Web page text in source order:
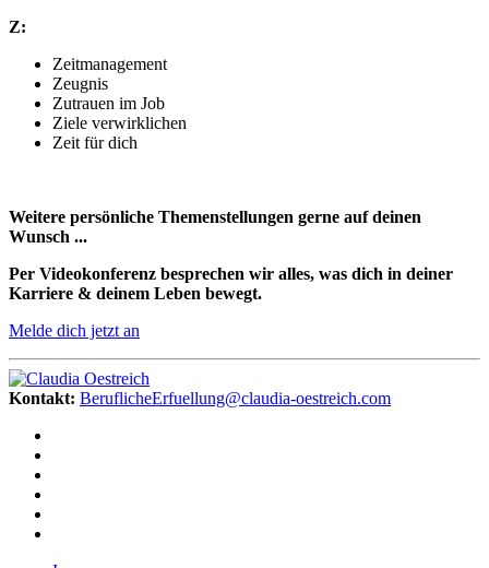
Z:
Zeitmanagement
Zeugnis
Zutrauen im Job
Ziele verwirklichen
Zeit für dich
Weitere persönliche Themenstellungen gerne auf deinen
Wunsch ...
Per Videokonferenz besprechen wir alles, was dich in deiner
Karriere & deinem Leben bewegt.
Melde dich jetzt an
Kontakt: BeruflicheErfuellung@claudia-oestreich.com